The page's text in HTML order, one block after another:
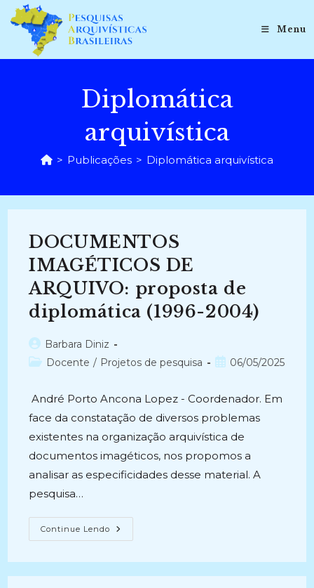
para
conteúdo
Menu
Diplomática
arquivística
> Publicações > Diplomática arquivística
DOCUMENTOS
IMAGÉTICOS DE
ARQUIVO: proposta de
diplomática (1996-2004)
Autor
do
Barbara Diniz
Categoria
Docente / Projetos de pesquisa
Post06/05/2025
André Porto Ancona Lopez - Coordenador. Em
face da constatação de diversos problemas
existentes na organização arquivística de
documentos imagéticos, nos propomos a
analisar as especificidades desse material. A
pesquisa…
Continue Lendo DOCUMENTOS
IMAGÉTICOS
De